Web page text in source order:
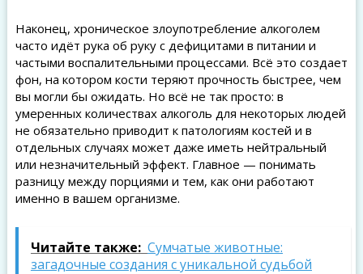
Наконец, хроничeское злоупотребление алкоголем
часто идёт рука об руку с дефицитами в питании и
частыми воспалительными процессами. Всё это создает
фон, на котором кости теряют прочность быстрее, чем
вы могли бы ожидать. Но всё не так просто: в
умеренных количествах алкоголь для некоторых людей
не обязательно приводит к патологиям костей и в
отдельных случаях может даже иметь нейтральный
или незначительный эффект. Главное — понимать
разницу между порциями и тем, как они работают
именно в вашем организме.
Читайте также: Сумчатые животные:
загадочные создания с уникальной судьбой